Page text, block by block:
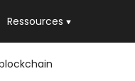
Ressources